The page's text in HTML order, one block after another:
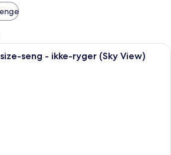
Et hotelværelse med en stor seng,
seng - ikke-ryger (Sky View)